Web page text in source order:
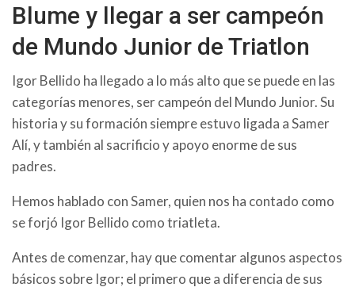
Blume y llegar a ser campeón
de Mundo Junior de Triatlon
Igor Bellido ha llegado a lo más alto que se puede en las
categorías menores, ser campeón del Mundo Junior. Su
historia y su formación siempre estuvo ligada a Samer
Alí, y también al sacrificio y apoyo enorme de sus
padres.
Hemos hablado con Samer, quien nos ha contado como
se forjó Igor Bellido como triatleta.
Antes de comenzar, hay que comentar algunos aspectos
básicos sobre Igor; el primero que a diferencia de sus